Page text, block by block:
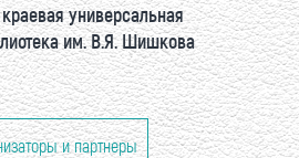
универсальная
им. В.Я. Шишкова
и партнеры